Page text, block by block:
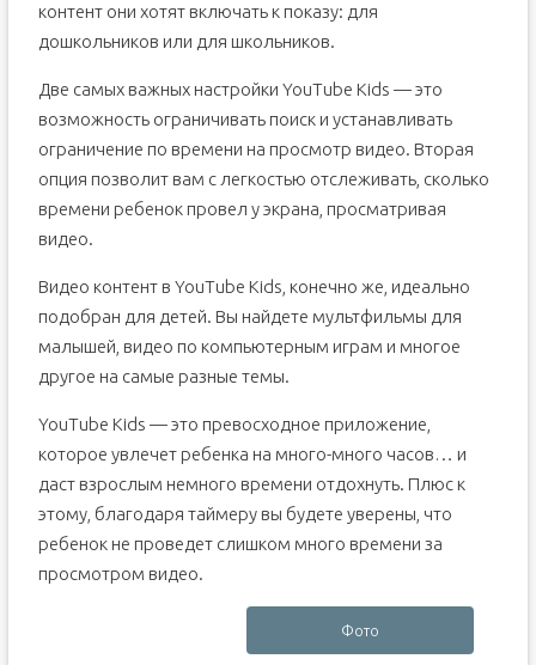
контент они хотят включать к показу: для
дошкольников или для школьников.
Две самых важных настройки YouTube Kids — это
возможность ограничивать поиск и устанавливать
ограничение по времени на просмотр видео. Вторая
опция позволит вам с легкостью отслеживать, сколько
времени ребенок провел у экрана, просматривая
видео.
Видео контент в YouTube Kids, конечно же, идеально
подобран для детей. Вы найдете мультфильмы для
малышей, видео по компьютерным играм и многое
другое на самые разные темы.
YouTube Kids — это превосходное приложение,
которое увлечет ребенка на много-много часов… и
даст взрослым немного времени отдохнуть. Плюс к
этому, благодаря таймеру вы будете уверены, что
ребенок не проведет слишком много времени за
просмотром видео.
Фото